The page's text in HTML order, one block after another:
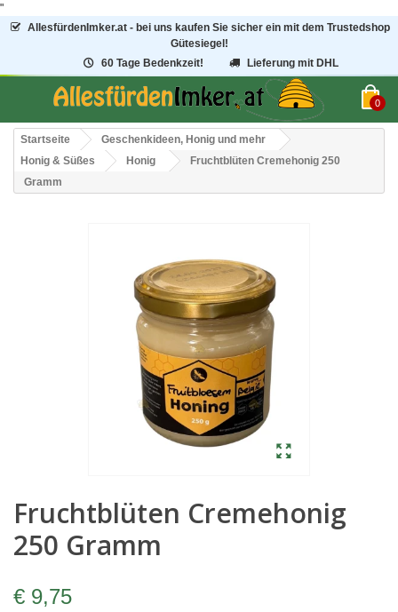
"
AllesfürdenImker.at - bei uns kaufen Sie sicher ein mit dem Trustedshop
Gütesiegel!
60 Tage Bedenkzeit!
Lieferung mit DHL
0
Startseite
Geschenkideen, Honig und mehr
Honig & Süßes
Honig
Fruchtblüten Cremehonig 250
Gramm
Fruchtblüten Cremehonig
250 Gramm
€ 9,75